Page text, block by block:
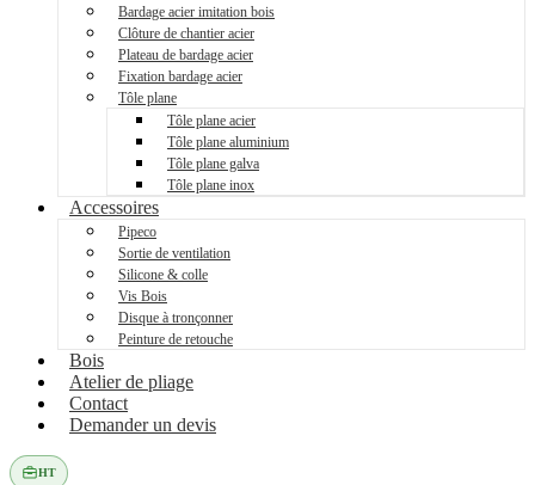
Bardage acier imitation bois
Clôture de chantier acier
Plateau de bardage acier
Fixation bardage acier
Tôle plane
Tôle plane acier
Tôle plane aluminium
Tôle plane galva
Tôle plane inox
Accessoires
Pipeco
Sortie de ventilation
Silicone & colle
Vis Bois
Disque à tronçonner
Peinture de retouche
Bois
Atelier de pliage
Contact
Demander un devis
HT